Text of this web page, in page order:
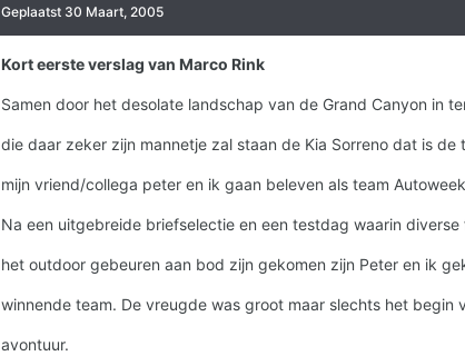
Geplaatst 30 Maart, 2005
Kort eerste verslag van Marco Rink
Samen door het desolate landschap van de Grand Canyon in
die daar zeker zijn mannetje zal staan de Kia Sorreno dat is de
mijn vriend/collega peter en ik gaan beleven als team
Na een uitgebreide briefselectie en een testdag waarin
het outdoor gebeuren aan bod zijn gekomen zijn Peter en ik
winnende team. De vreugde was groot maar slechts het begin
avontuur.